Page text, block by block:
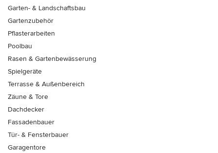
Garten- & Landschaftsbau
Gartenzubehör
Pflasterarbeiten
Poolbau
Rasen & Gartenbewässerung
Spielgeräte
Terrasse & Außenbereich
Zäune & Tore
Dachdecker
Fassadenbauer
Tür- & Fensterbauer
Garagentore